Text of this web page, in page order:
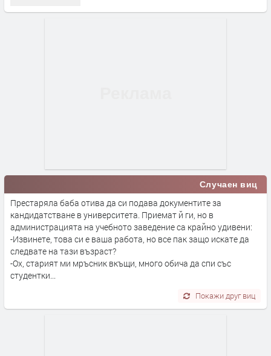
Случаен виц
Престаряла баба отива да си подава документите за
кандидатстване в университета. Приемат й ги, но в
администрацията на учебното заведение са крайно удивени:
-Извинете, това си е ваша работа, но все пак защо искате да
следвате на тази възраст?
-Ох, старият ми мръсник вкъщи, много обича да спи със
студентки...
Покажи друг виц